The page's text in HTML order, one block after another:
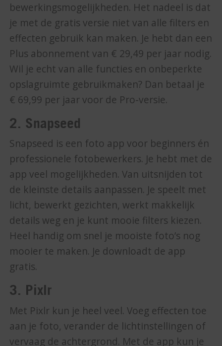
bewerkingsmogelijkheden. Het nadeel is dat
je met de gratis versie niet van alle filters en
effecten gebruik kan maken. Je hebt dan een
Plus abonnement van € 29,49 per jaar nodig.
Wil je echt van alle functies en onbeperkte
opslagruimte gebruikmaken? Dan betaal je
€ 69,99 per jaar voor de Pro-versie.
2. Snapseed
Snapseed is een foto app voor beginners én
professionele fotobewerkers. Je hebt met de
app veel mogelijkheden. Van uitsnijden tot
de kleinste details aanpassen. Je speelt met
licht, bewerkt gezichten, werkt makkelijk
details weg en je kunt mooie filters kiezen.
Heel handig om snel je mooiste foto’s nog
mooier te maken. Je downloadt de app
gratis.
3. Pixlr
Met Pixlr kun je heel veel. Voeg effecten toe
aan je foto, verander de lichtinstellingen of
vervaag de achtergrond. Met de app kun je